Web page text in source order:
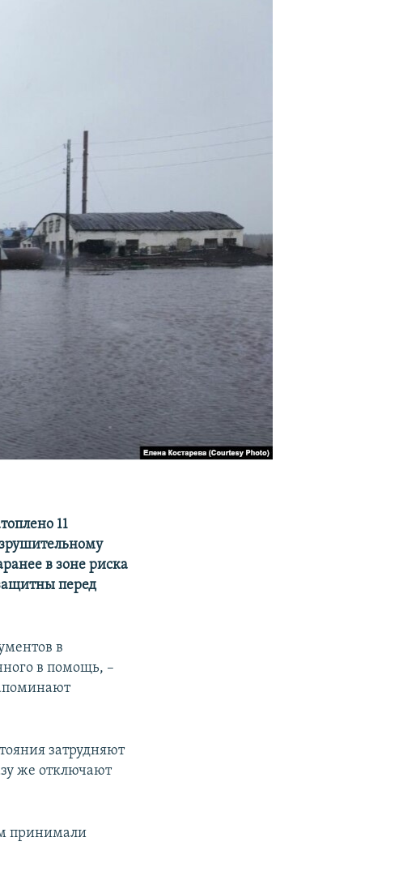
11
в зоне риска
перед
в
в помощь, –
затрудняют
же отключают
принимали